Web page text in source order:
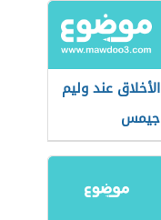
الأخلاق عند وليم
جيمس